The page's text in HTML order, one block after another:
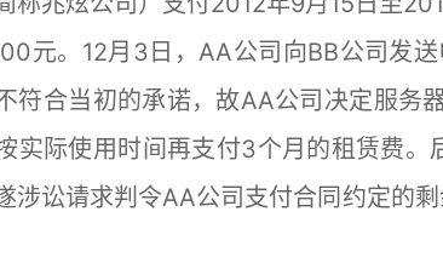
元。12月3日，AA公司向BB公司发
符合当初的承诺，故AA公司决定服务
实际使用时间再支付3个月的租赁费。
涉讼请求判令AA公司支付合同约定的